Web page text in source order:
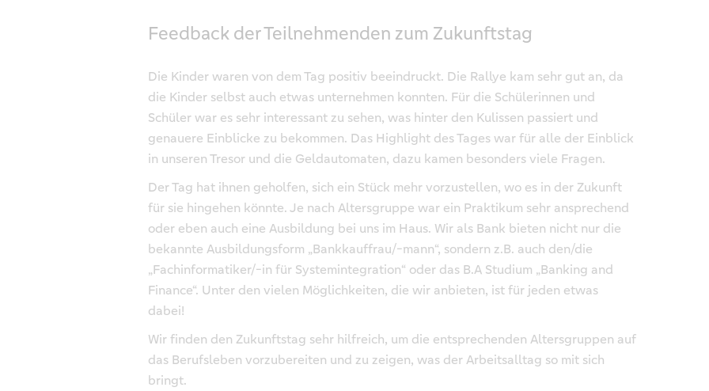
Feedback der Teilnehmenden zum Zukunftstag
Die Kinder waren von dem Tag positiv beeindruckt. Die Rallye kam sehr gut an, da
die Kinder selbst auch etwas unternehmen konnten. Für die Schülerinnen und
Schüler war es sehr interessant zu sehen, was hinter den Kulissen passiert und
genauere Einblicke zu bekommen. Das Highlight des Tages war für alle der Einblick
in unseren Tresor und die Geldautomaten, dazu kamen besonders viele Fragen.
Der Tag hat ihnen geholfen, sich ein Stück mehr vorzustellen, wo es in der Zukunft
für sie hingehen könnte. Je nach Altersgruppe war ein Praktikum sehr ansprechend
oder eben auch eine Ausbildung bei uns im Haus. Wir als Bank bieten nicht nur die
bekannte Ausbildungsform „Bankkauffrau/-mann“, sondern z.B. auch den/die
„Fachinformatiker/-in für Systemintegration“ oder das B.A Studium „Banking and
Finance“. Unter den vielen Möglichkeiten, die wir anbieten, ist für jeden etwas
dabei!
Wir finden den Zukunftstag sehr hilfreich, um die entsprechenden Altersgruppen auf
das Berufsleben vorzubereiten und zu zeigen, was der Arbeitsalltag so mit sich
bringt.